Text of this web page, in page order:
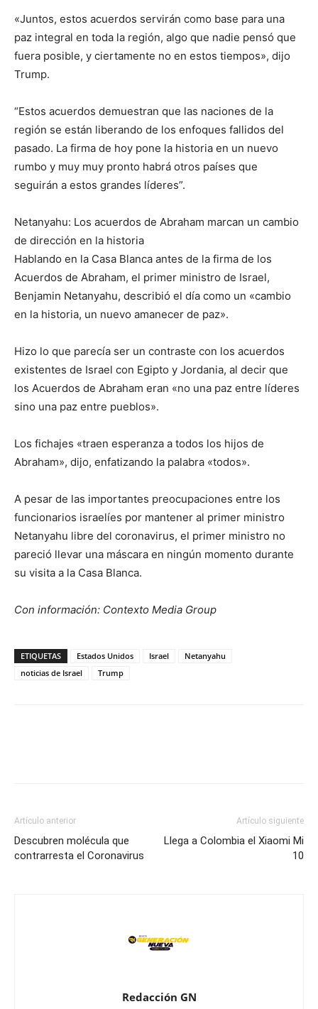
«Juntos, estos acuerdos servirán como base para una
paz integral en toda la región, algo que nadie pensó que
fuera posible, y ciertamente no en estos tiempos», dijo
Trump.
“Estos acuerdos demuestran que las naciones de la
región se están liberando de los enfoques fallidos del
pasado. La firma de hoy pone la historia en un nuevo
rumbo y muy muy pronto habrá otros países que
seguirán a estos grandes líderes”.
Netanyahu: Los acuerdos de Abraham marcan un cambio
de dirección en la historia
Hablando en la Casa Blanca antes de la firma de los
Acuerdos de Abraham, el primer ministro de Israel,
Benjamin Netanyahu, describió el día como un «cambio
en la historia, un nuevo amanecer de paz».
Hizo lo que parecía ser un contraste con los acuerdos
existentes de Israel con Egipto y Jordania, al decir que
los Acuerdos de Abraham eran «no una paz entre líderes
sino una paz entre pueblos».
Los fichajes «traen esperanza a todos los hijos de
Abraham», dijo, enfatizando la palabra «todos».
A pesar de las importantes preocupaciones entre los
funcionarios israelíes por mantener al primer ministro
Netanyahu libre del coronavirus, el primer ministro no
pareció llevar una máscara en ningún momento durante
su visita a la Casa Blanca.
Con información: Contexto Media Group
ETIQUETAS Estados Unidos Israel
Netanyahu
noticias de Israel
Trump
Artículo anterior
Descubren molécula que
contrarresta el Coronavirus
Artículo siguiente
Llega a Colombia el Xiaomi Mi
10
Redacción GN